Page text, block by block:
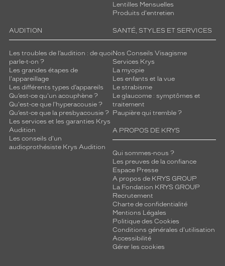
Lentilles Mensuelles
Produits d'entretien
AUDITION
Les troubles de l’audition : de quoi
parle-t-on ?
Les grandes étapes de
l'appareillage
Les différents types d’appareils
Qu’est-ce qu'un acouphène ?
Qu'est-ce que l'hyperacousie ?
Qu’est-ce que la presbyacousie ?
Les services et les garanties Krys
Audition
Les conseils d'un
audioprothésiste Krys Audition
SANTÉ, STYLES ET SERVICES
Nos Conseils Visagisme
Services Krys
La myopie
Les enfants et la vue
Le strabisme
Le glaucome : symptômes et
traitement
Paupière qui tremble ?
A PROPOS DE KRYS
Qui sommes-nous ?
Les preuves de la confiance
Espace Presse
A propos de KRYS GROUP
La Fondation KRYS GROUP
Recrutement
Charte de confidentialité
Mentions Légales
Politique des Cookies
Conditions générales d'utilisation
Accessibilité
Gérer les cookies